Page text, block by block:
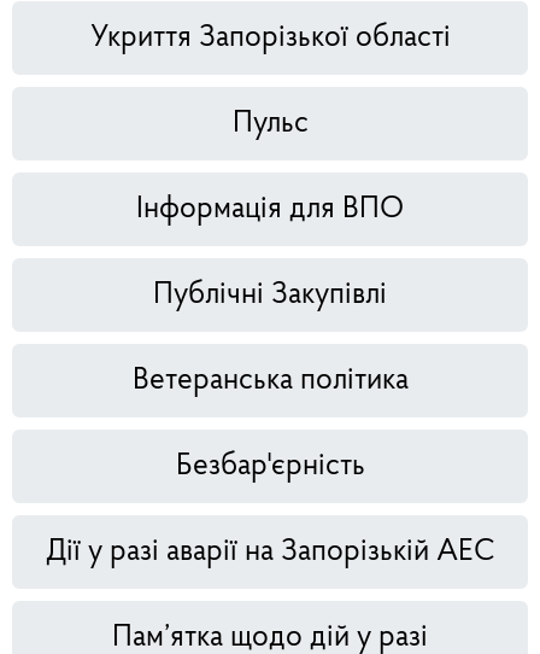
Укриття Запорізької області
Пульс
Інформація для ВПО
Публічні Закупівлі
Ветеранська політика
Безбар'єрність
Дії у разі аварії на Запорізькій АЕС
Пам’ятка щодо дій у разі